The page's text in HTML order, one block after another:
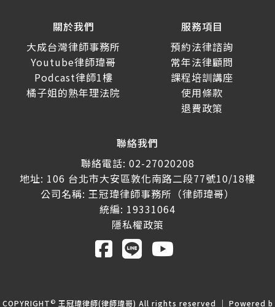
關於我們
大成台灣律師事務所
Youtube律師瑋哥
Podcast律師1樓
橘子姐的熟年理法院
服務項目
預約法律諮詢
常年法律顧問
課程培訓講座
使用條款
退費政策
聯絡我們
聯絡電話: 02-27020208
地址: 106 台北市大安區敦化南路二段77號10/18樓
公司名稱: 王冠瑋律師事務所（律師瑋哥）
統編: 19331064
隱私權政策
COPYRIGHT © 王冠瑋律師(律師瑋哥) All rights reserved ｜ Powered b